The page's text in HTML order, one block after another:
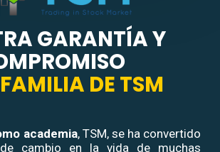
GARANTÍA Y
FAMILIA DE TSM
academia, TSM, se ha convertido
cambio en la vida de muchas